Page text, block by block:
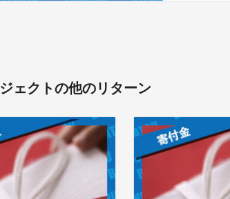
ェクトの他のリターン